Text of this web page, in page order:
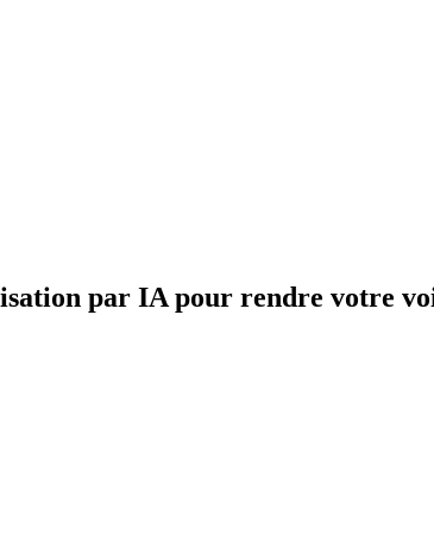
par IA pour rendre votre